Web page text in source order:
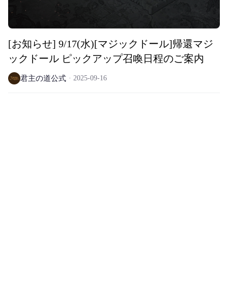
[お知らせ] 9/17(水)[マジックドール]帰還マジ
ックドール ピックアップ召喚日程のご案内
君主の道公式 2025-09-16